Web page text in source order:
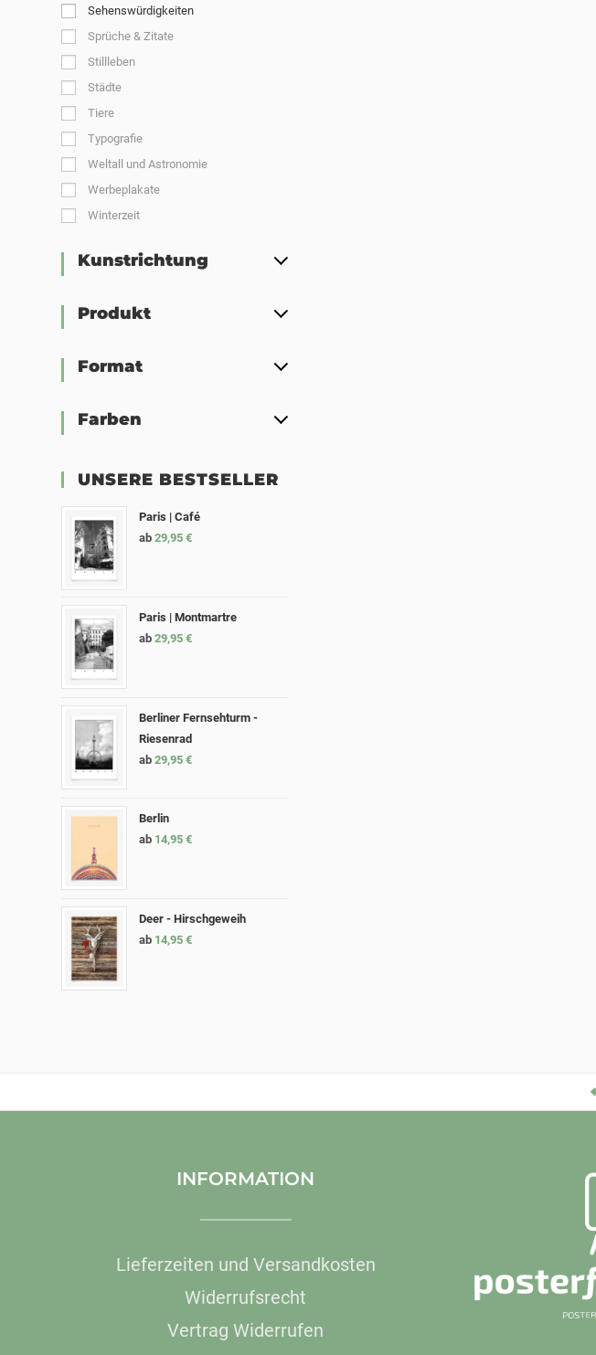
Sehenswürdigkeiten
Sprüche & Zitate
Stillleben
Städte
Tiere
Typografie
Weltall und Astronomie
Werbeplakate
Winterzeit
Kunstrichtung
Produkt
Format
Farben
UNSERE BESTSELLER
Paris | Café
ab29,95€
Paris | Montmartre
ab29,95€
Berliner Fernsehturm -
Riesenrad
ab29,95€
Berlin
ab 14,95€
Deer - Hirschgeweih
ab 14,95€
INFORMATION
Lieferzeiten und Versandkosten
Widerrufsrecht
Vertrag Widerrufen